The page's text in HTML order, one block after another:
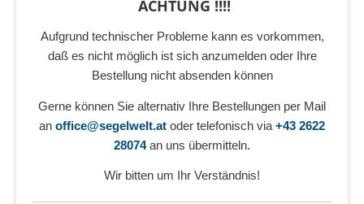
ACHTUNG !!!!
Aufgrund technischer Probleme kann es vorkommen,
daß es nicht möglich ist sich anzumelden oder Ihre
Bestellung nicht absenden können
Gerne können Sie alternativ Ihre Bestellungen per Mail
an office@segelwelt.at oder telefonisch via +43 2622
28074an uns übermitteln.
Wir bitten um Ihr Verständnis!